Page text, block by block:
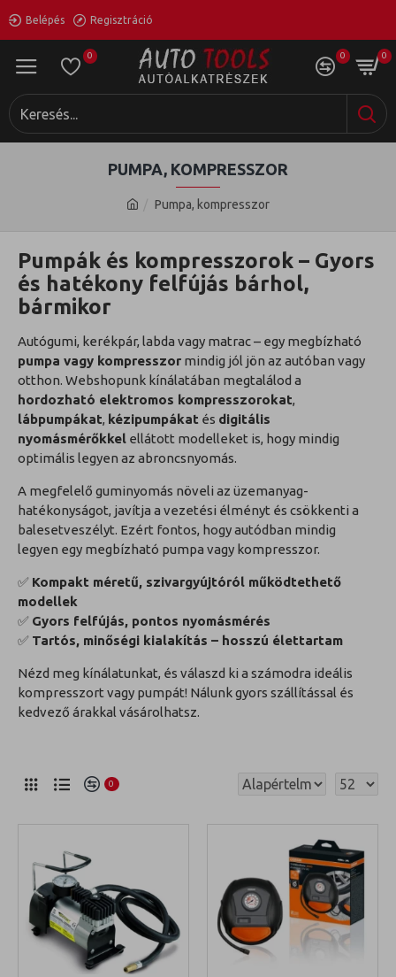
Belépés Regisztráció
0 0 0
Pumpa, kompresszor
PUMPA, KOMPRESSZOR
Pumpák és kompresszorok – Gyors
és hatékony felfújás bárhol,
bármikor
Autógumi, kerékpár, labda vagy matrac – egy megbízható
pumpa vagy kompresszor mindig jól jön az autóban vagy
otthon. Webshopunk kínálatában megtalálod a
hordozható elektromos kompresszorokat,
lábpumpákat, kézipumpákat és digitális
nyomásmérőkkel ellátott modelleket is, hogy mindig
optimális legyen az abroncsnyomás.
A megfelelő guminyomás növeli az üzemanyag-
hatékonyságot, javítja a vezetési élményt és csökkenti a
balesetveszélyt. Ezért fontos, hogy autódban mindig
legyen egy megbízható pumpa vagy kompresszor.
✅ Kompakt méretű, szivargyújtóról működtethető
modellek
✅ Gyors felfújás, pontos nyomásmérés
✅ Tartós, minőségi kialakítás – hosszú élettartam
Nézd meg kínálatunkat, és válaszd ki a számodra ideális
kompresszort vagy pumpát! Nálunk gyors szállítással és
kedvező árakkal vásárolhatsz.
0